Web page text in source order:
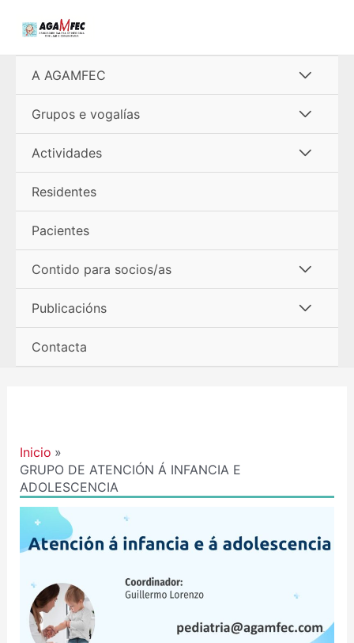
A AGAMFEC
menú
Grupos e vogalías
menú
Actividades
Residentes
Pacientes
Contido para socios/as
menú
Publicacións
Contacta
Inicio
GRUPO DE ATENCIÓN Á INFANCIA E
ADOLESCENCIA